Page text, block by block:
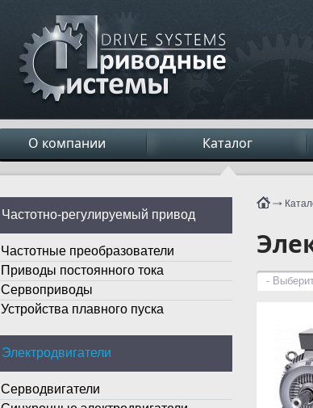
О компании Каталог
-
Частотно-регулируемый привод
Частотные преобразователи
Приводы постоянного тока
Сервоприводы
Устройства плавного пуска
Электродвигатели
Серводвигатели